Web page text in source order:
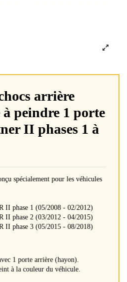
arrière
peindre 1 porte
II phases 1 à
spécialement pour les véhicules
II phase 1 (05/2008 - 02/2012)
II phase 2 (03/2012 - 04/2015)
II phase 3 (05/2015 - 08/2018)
1 porte arrière (hayon).
à la couleur du véhicule.